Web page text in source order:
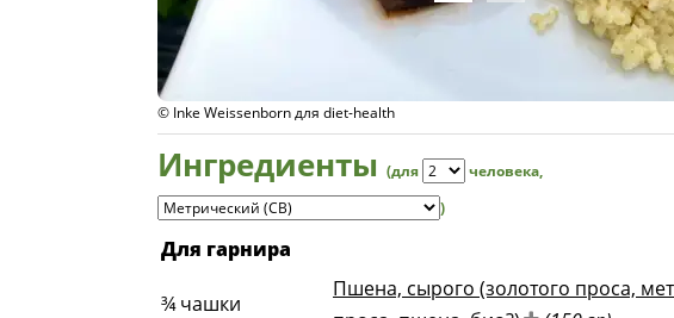
© Inke Weissenborn для diet-health
Ингредиенты (для человека,
)
Для гарнира
¾чашки
Пшена, сырого (золотого проса,